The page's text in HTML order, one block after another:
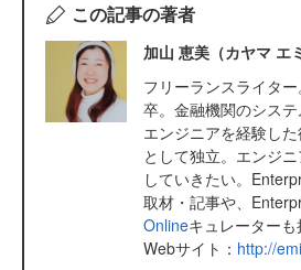
この記事の著者
加山 恵美（カヤマ エ
フリーランスライタ
卒。金融機関のシス
エンジニアを経験し
として独立。エンジ
していきたい。
取材・記事や、
Onlineキュレーターも
Webサイト： http://